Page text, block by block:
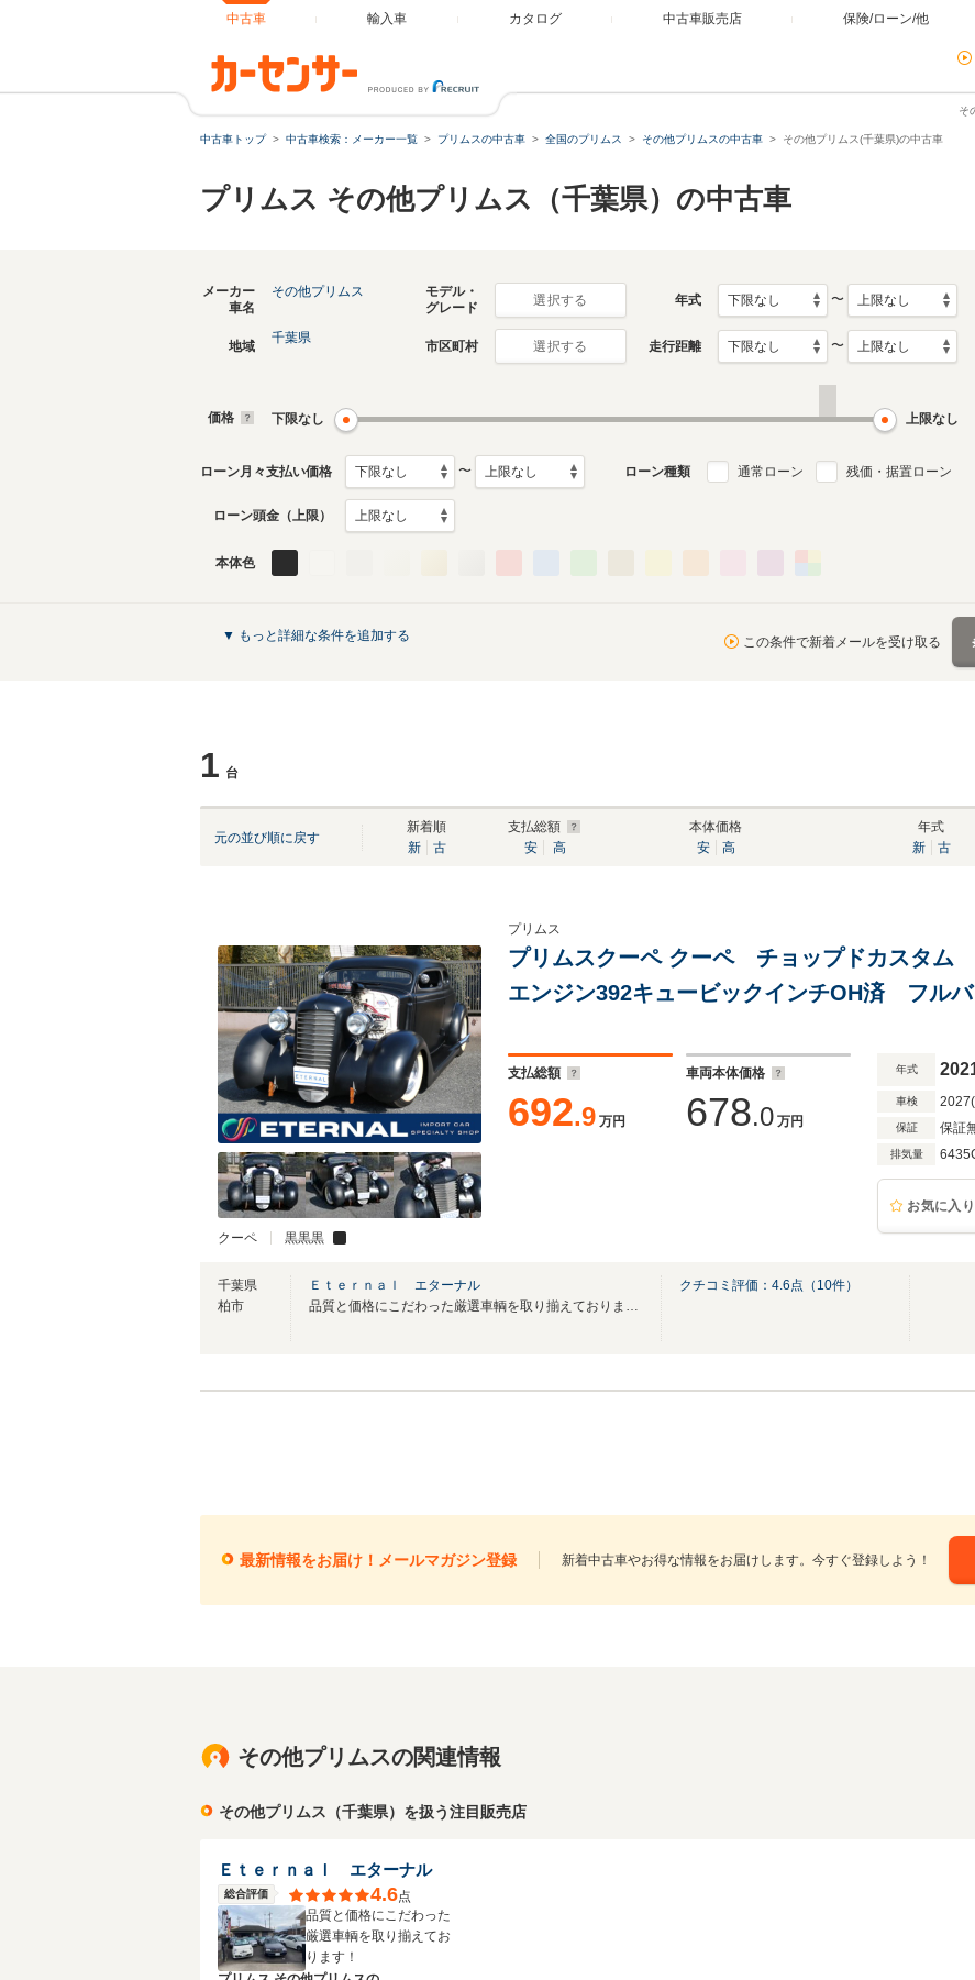
中古車 輸入車 カタログ 中古車販売店 保険/ローン/他
そ
中古車トップ 中古車検索：メーカー一覧 プリムスの中古車 全国のプリムス その他プリムスの中古車 その他プリムス(千葉県)の中古車
プリムス その他プリムス（千葉県）の中古車
メーカー
車名
その他プリムス
モデル・
グレード
選択する 年式 〜
地域
千葉県
市区町村 選択する 走行距離 〜
価格 下限なし 上限なし
ローン月々支払い価格 〜 ローン種類 通常ローン 残価・据置ローン
ローン頭金（上限）
本体色
▼ もっと詳細な条件を追加する この条件で新着メールを受け取る
1 台
元の並び順に戻す
新着順
新
古
支払総額
安
高
本体価格
安
高
年式
新
古
クーペ 黒黒黒
プリムス
プリムスクーペ クーペ チョップドカスタ
エンジン392キュービックインチOH済 フル
9インチ チョップTOP
支払総額
692.9 万円
車両本体価格
678.0 万円
年式
車検
保証 保証
排気量
お気に入
千葉県
柏市
Ｅｔｅｒｎａｌ エターナル
品質と価格にこだわった厳選車輌を取り揃えております！
クチコミ評価： 4.6点（ 10件）
最新情報をお届け！メールマガジン登録 新着中古車やお得な情報をお届けします。今すぐ登録しよう！
その他プリムスの関連情報
その他プリムス（千葉県）を扱う注目販売店
Ｅｔｅｒｎａｌ エターナル
総合評価 4.6点
品質と価格にこだわった
厳選車輌を取り揃えてお
ります！